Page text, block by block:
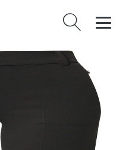
Vyhledávání
Kalhoty